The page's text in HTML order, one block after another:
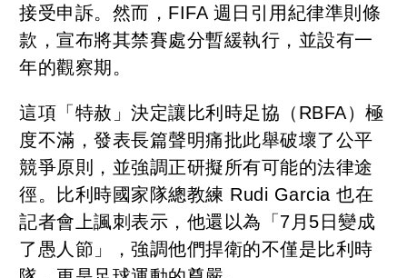
接受申訴。然而，FIFA 週日引用紀律準則條
款，宣布將其禁賽處分暫緩執行，並設有一
年的觀察期。
這項「特赦」決定讓比利時足協（RBFA）極
度不滿，發表長篇聲明痛批此舉破壞了公平
競爭原則，並強調正研擬所有可能的法律途
徑。比利時國家隊總教練 Rudi Garcia 也在
記者會上諷刺表示，他還以為「7月5日變成
了愚人節」，強調他們捍衛的不僅是比利時